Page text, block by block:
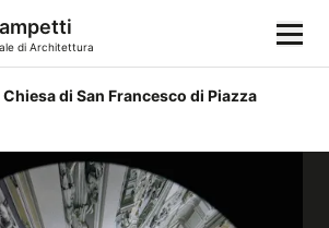
di Architettura
Fotografie
Chiesa di San Francesco di Piazza